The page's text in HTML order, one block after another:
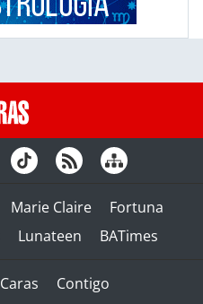
Marie Claire
Fortuna
Lunateen BATimes
Caras
Contigo